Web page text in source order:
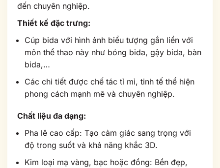
đến chuyên nghiệp.
Thiết kế đặc trưng:
Cúp bida với hình ảnh biểu tượng gắn liền với
môn thể thao này như bóng bida, gậy bida, bàn
bida,…
Các chi tiết được chế tác tỉ mỉ, tinh tế thể hiện
phong cách mạnh mẽ và chuyên nghiệp.
Chất liệu đa dạng:
Pha lê cao cấp: Tạo cảm giác sang trọng với
độ trong suốt và khả năng khắc 3D.
Kim loại mạ vàng, bạc hoặc đồng: Bền đẹp,